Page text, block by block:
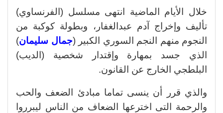
خلال الأيام الماضية انتهى مسلسل (الفرنساوي)
تأليف وإخراج آدم عبدالغفار، وبطولة كوكبة من
النجوم منهم النجم السوري الكبير (جمال سليمان)
الذي جسد بمهارة وإقتدار شخصية (الديب)
البلطجي الخارج عن القانون.
والذي قرر أن ينسى تماما مبادئ الضعف والحب
والرحمة التى اخترعها الضعاف من الناس ليبرروا